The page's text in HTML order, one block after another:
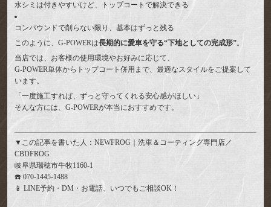
水シミは付きやすいけど、トップコートで解決できる
コンパウンドで削らない限り、基本はずっと残る
このように、G-POWERは長期的に愛車を守る“下地としての完成形”。
当店では、お客様の使用環境やお好みに応じて、
G-POWER単体からトップコート併用まで、最適なスタイルをご提案して
います。
「一度施工すれば、ずっと守ってくれる安心感がほしい」
そんな方には、G-POWERが本当におすすめです。
▼この記事を書いた人：NEWFROG｜洗車＆コーティング専門店／
CBDFROG
岐阜県瑞穂市牛牧1160-1
☎️ 070-1445-1488
📱 LINE予約・DM・お電話、いつでもご相談OK！